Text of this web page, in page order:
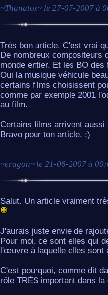
~Thanatos~ le 27-07-2007 à
Très bon article. C'est vrai
De nombreux compositeurs
monde entier. Et les BO
Oui la musique véhicule
certains films choisissent
comme par exemple 2001
au film.
Certains films arrivent
Bravo pour ton article. ;)
~eragon~ le 21-06-2007 à
Salut. Un article vraiment
J'aurais juste envie de
Pour moi, ce sont elles qui
l'œuvre à laquelle elles sont
C'est pourquoi, comme dit
rôle TRÈS important dans